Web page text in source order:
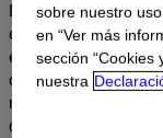
Esta serie gratuita
estrategias de diseño
empaquetado de alto
capacidad de
mejoras en el ciclo
que usted sea
sobre nuestro
en “Ver más
sección “Cookies
nuestra